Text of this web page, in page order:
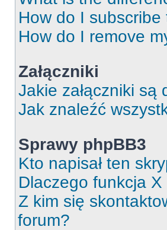
How do I
How do I remove
Załączniki
Jakie załączniki
Jak znaleźć
Sprawy phpBB3
Kto napisał ten
Dlaczego funkcja
Z kim się
forum?